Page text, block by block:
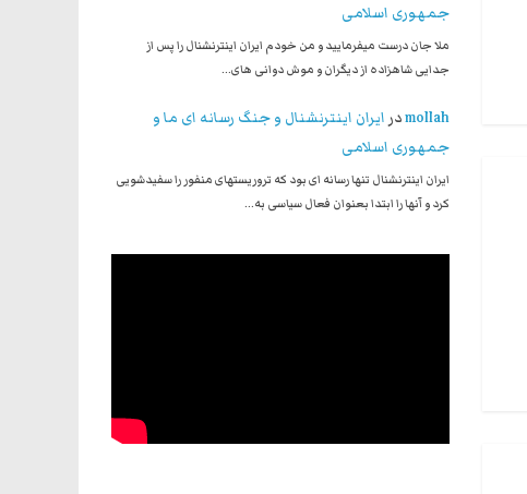
جمهوری اسلامی
ملا جان درست میفرمایید و من خودم ایران اینترنشنال را پس از
جدایی شاهزاده از دیگران و موش دوانی های…
mollahدر ایران اینترنشنال و جنگ رسانه ای ما و
جمهوری اسلامی
ایران اینترنشنال تنها رسانه ای بود که تروریستهای منفور را سفیدشویی
کرد و آنها را ابتدا بعنوان فعال سیاسی به…